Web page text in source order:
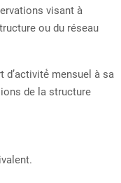
visant à
ou du réseau
d’activité́ mensuel à sa
de la structure